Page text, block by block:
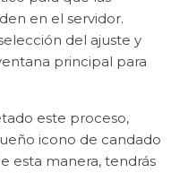
en el servidor.
del ajuste y
principal para
este proceso,
icono de candado
esta manera, tendrás